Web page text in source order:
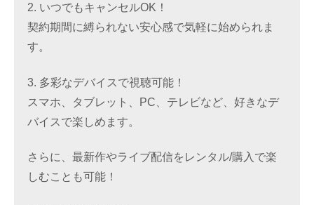
2. いつでもキャンセルOK！
契約期間に縛られない安心感で気軽に始められま
す。
3. 多彩なデバイスで視聴可能！
スマホ、タブレット、PC、テレビなど、好きなデ
バイスで楽しめます。
さらに、最新作やライブ配信をレンタル/購入で楽
しむことも可能！